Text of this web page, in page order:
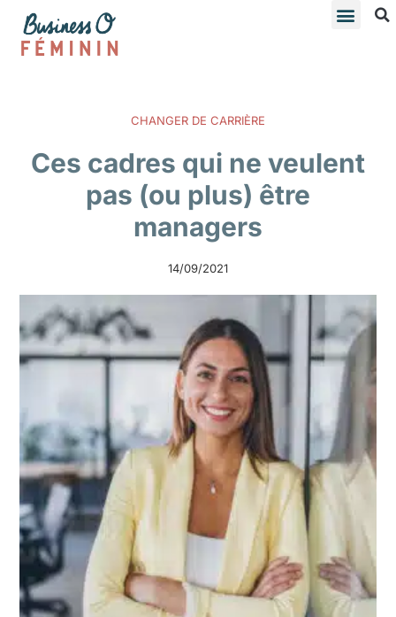
CHANGER DE CARRIÈRE
Ces cadres qui ne veulent
pas (ou plus) être
managers
14/09/2021